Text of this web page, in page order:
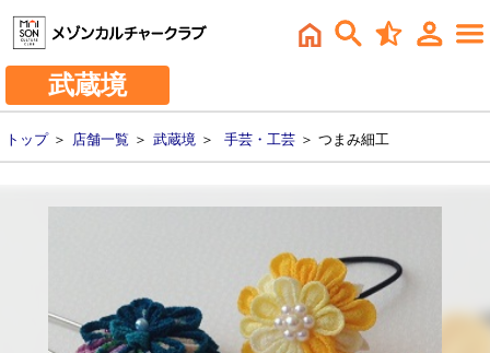
武蔵境
トップ＞ 店舗一覧 ＞ 武蔵境 ＞ 手芸・工芸 ＞ つまみ細工